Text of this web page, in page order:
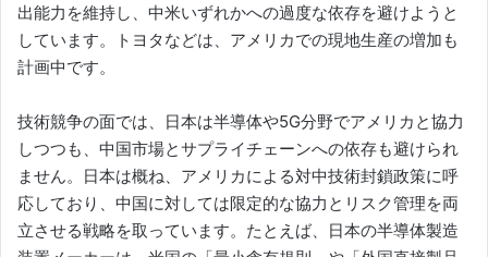
出能力を維持し、中米いずれかへの過度な依存を避けようと
しています。トヨタなどは、アメリカでの現地生産の増加も
計画中です。
技術競争の面では、日本は半導体や5G分野でアメリカと協力
しつつも、中国市場とサプライチェーンへの依存も避けられ
ません。日本は概ね、アメリカによる対中技術封鎖政策に呼
応しており、中国に対しては限定的な協力とリスク管理を両
立させる戦略を取っています。たとえば、日本の半導体製造